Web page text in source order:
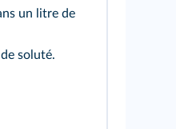
de soluté.